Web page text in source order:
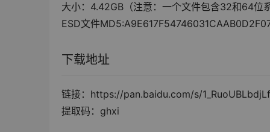
大小：4.42GB（注意：一个文件包含32和64位
ESD文件
下载地址
链接：https://pan.baidu.com/s/
提取码：ghxi